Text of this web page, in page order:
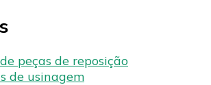
peças de reposição
de usinagem